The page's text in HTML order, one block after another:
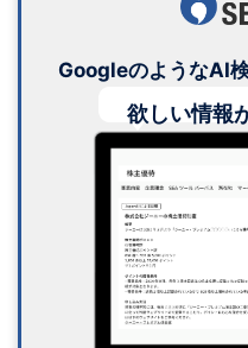
GoogleのようなAI
欲しい情報